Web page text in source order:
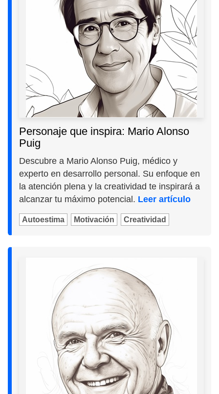
Personaje que inspira: Mario Alonso
Puig
Descubre a Mario Alonso Puig, médico y
experto en desarrollo personal. Su enfoque en
la atención plena y la creatividad te inspirará a
alcanzar tu máximo potencial. Leer artículo
Autoestima Motivación Creatividad